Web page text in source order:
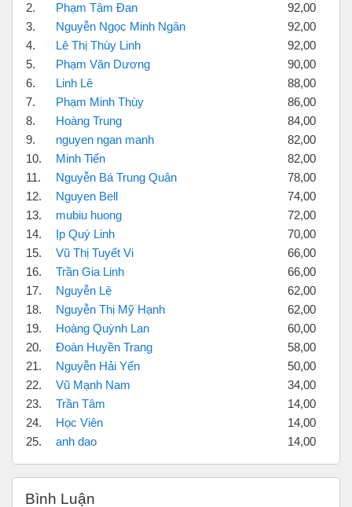
2.
Phạm Tâm Đan
92,00
3.
Nguyễn Ngọc Minh Ngân
92,00
4.
Lê Thị Thùy Linh
92,00
5.
Phạm Văn Dương
90,00
6.
Linh Lê
88,00
7.
Phạm Minh Thùy
86,00
8.
Hoàng Trung
84,00
9.
nguyen ngan manh
82,00
10.
Minh Tiến
82,00
11.
Nguyễn Bá Trung Quân
78,00
12.
Nguyen Bell
74,00
13.
mubiu huong
72,00
14.
Ịp Quý Linh
70,00
15.
Vũ Thị Tuyết Vi
66,00
16.
Trần Gia Linh
66,00
17.
Nguyễn Lệ
62,00
18.
Nguyễn Thị Mỹ Hạnh
62,00
19.
Hoàng Quỳnh Lan
60,00
20.
Đoàn Huyền Trang
58,00
21.
Nguyễn Hải Yến
50,00
22.
Vũ Mạnh Nam
34,00
23.
Trần Tâm
14,00
24.
Học Viên
14,00
25.
anh dao 14,00
Bình Luận